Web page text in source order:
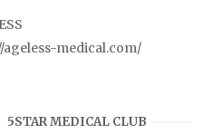
ageless-medical.com/
5STAR MEDICAL CLUB